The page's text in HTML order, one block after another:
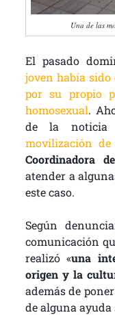
Una de las
El pasado
joven había sido
por su propio
homosexual.
de la noticia
movilización
Coordinadora
atender a
este caso.
Según
comunicación
realizó «una
origen y la
además de
de alguna ayuda